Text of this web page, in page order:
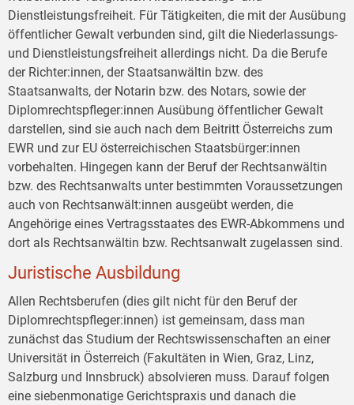
Dienstleistungsfreiheit. Für Tätigkeiten, die mit der Ausübung
öffentlicher Gewalt verbunden sind, gilt die Niederlassungs-
und Dienstleistungsfreiheit allerdings nicht. Da die Berufe
der Richter:innen, der Staatsanwältin bzw. des
Staatsanwalts, der Notarin bzw. des Notars, sowie der
Diplomrechtspfleger:innen Ausübung öffentlicher Gewalt
darstellen, sind sie auch nach dem Beitritt Österreichs zum
EWR und zur EU österreichischen Staatsbürger:innen
vorbehalten. Hingegen kann der Beruf der Rechtsanwältin
bzw. des Rechtsanwalts unter bestimmten Voraussetzungen
auch von Rechtsanwält:innen ausgeübt werden, die
Angehörige eines Vertragsstaates des EWR-Abkommens und
dort als Rechtsanwältin bzw. Rechtsanwalt zugelassen sind.
Juristische Ausbildung
Allen Rechtsberufen (dies gilt nicht für den Beruf der
Diplomrechtspfleger:innen) ist gemeinsam, dass man
zunächst das Studium der Rechtswissenschaften an einer
Universität in Österreich (Fakultäten in Wien, Graz, Linz,
Salzburg und Innsbruck) absolvieren muss. Darauf folgen
eine siebenmonatige Gerichtspraxis und danach die